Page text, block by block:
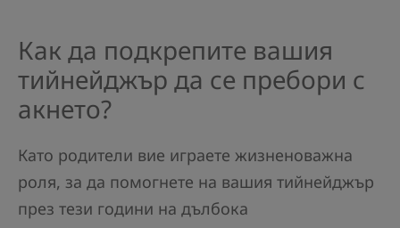
Как да подкрепите вашия
тийнейджър да се пребори с
акнето?
Като родители вие играете жизненоважна
роля, за да помогнете на вашия тийнейджър
през тези години на дълбока